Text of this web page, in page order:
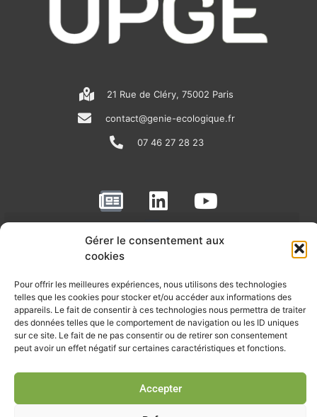
Gérer le consentement aux
cookies
Pour offrir les meilleures expériences, nous utilisons des technologies
telles que les cookies pour stocker et/ou accéder aux informations des
appareils. Le fait de consentir à ces technologies nous permettra de traiter
des données telles que le comportement de navigation ou les ID uniques
sur ce site. Le fait de ne pas consentir ou de retirer son consentement
peut avoir un effet négatif sur certaines caractéristiques et fonctions.
Accepter
21 Rue de Cléry, 75002 Paris
contact@genie-ecologique.fr
07 46 27 28 23
N
e
w
s
p
a
p
e
L
i
n
e
d
i
n
Y
o
u
u
b
e
RECEVOIR L'ACTU DE LA FILIÈRE
rendez-vous importants de la filière, nos offres de stages et
d’emplois…
Je m'abonne à la lettre d'info
© Union professionnelle du génie écologique - Tous droits